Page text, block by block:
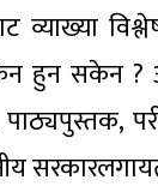
व्याख्या
हुन सकेन ?